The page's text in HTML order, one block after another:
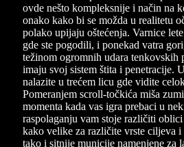
ovde nešto kompleksnije i način na
onako kako bi se možda u realitetu
polako upijaju oštećenja. Varnice
gde ste pogodili, i ponekad vatra
težinom ogromnih udara tenkovskih
imaju svoj sistem štita i penetracije.
nalazite u trećem licu gde vidite
Pomeranjem scroll-točkića miša
momenta kada vas igra prebaci u
raspolaganju vam stoje različiti
kako velike za različite vrste ciljeva i
tako i sitnije municije namenjene za